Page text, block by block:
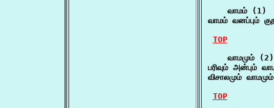
    வாமம் (1)
வாமம் வனப்பும்
TOP
    வாமமும் (2)
பரிவும் அன்பும்
விசாலமும்
TOP